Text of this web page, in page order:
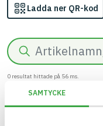
SAMTYCKE
Ladda ner QR-kod
Sök
0 resultat hittade på 56 ms.
Filter